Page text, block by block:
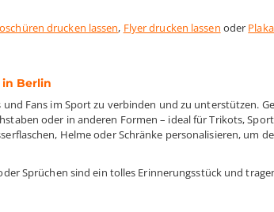
drucken lassen, Flyer drucken lassen oder
in Berlin
Fans im Sport zu verbinden und zu unterstützen.
oder in anderen Formen – ideal für Trikots,
Helme oder Schränke personalisieren, um
Sprüchen sind ein tolles Erinnerungsstück und